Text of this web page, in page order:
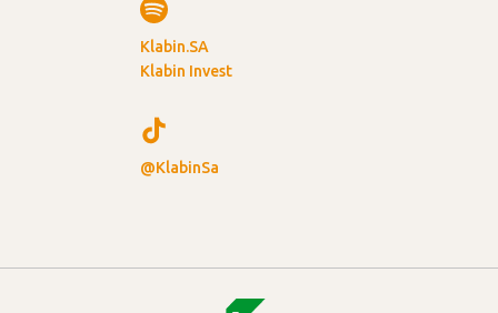
Klabin.SA
Klabin Invest
@KlabinSa